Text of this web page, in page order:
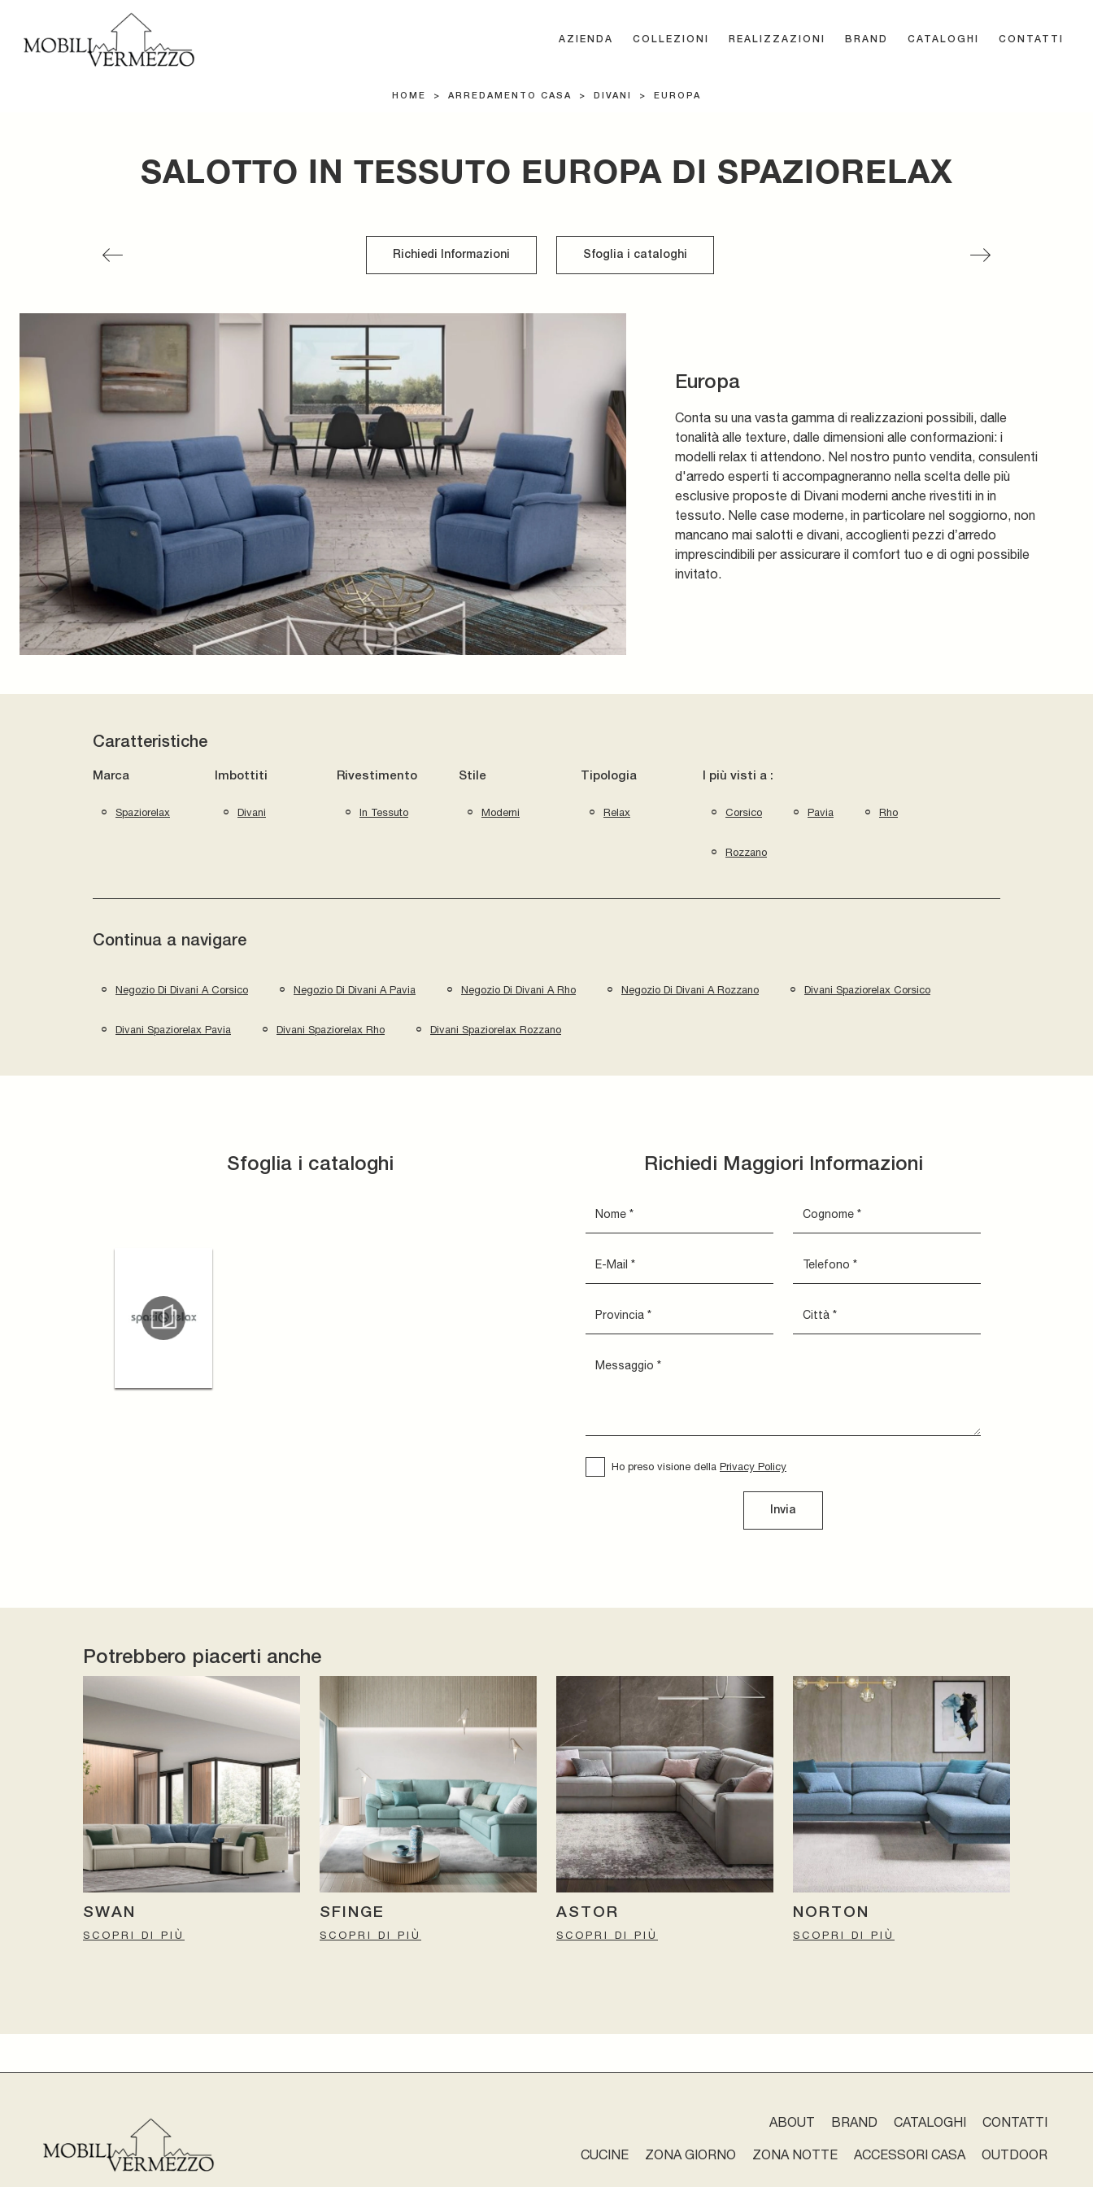
AZIENDA COLLEZIONI REALIZZAZIONI BRAND CATALOGHI CONTATTI
HOME > ARREDAMENTO CASA > DIVANI > EUROPA
SALOTTO IN TESSUTO EUROPA DI SPAZIORELAX
Richiedi Informazioni Sfoglia i cataloghi
Europa
Conta su una vasta gamma di realizzazioni possibili, dalle
tonalità alle texture, dalle dimensioni alle conformazioni: i
modelli relax ti attendono. Nel nostro punto vendita, consulenti
d'arredo esperti ti accompagneranno nella scelta delle più
esclusive proposte di Divani moderni anche rivestiti in in
tessuto. Nelle case moderne, in particolare nel soggiorno, non
mancano mai salotti e divani, accoglienti pezzi d’arredo
imprescindibili per assicurare il comfort tuo e di ogni possibile
invitato.
Caratteristiche
Marca
Spaziorelax
Imbottiti
Divani
Rivestimento
In Tessuto
Stile
Moderni
Tipologia
Relax
I più visti a :
Corsico Pavia Rho
Rozzano
Continua a navigare
Negozio Di Divani A Corsico Negozio Di Divani A Pavia Negozio Di Divani A Rho Negozio Di Divani A Rozzano Divani Spaziorelax Corsico
Divani Spaziorelax Pavia Divani Spaziorelax Rho Divani Spaziorelax Rozzano
Sfoglia i cataloghi Richiedi Maggiori Informazioni
Ho preso visione della Privacy Policy
Invia
Potrebbero piacerti anche
SWAN
SCOPRI DI PIÙ
SFINGE
SCOPRI DI PIÙ
ASTOR
SCOPRI DI PIÙ
NORTON
SCOPRI DI PIÙ
ABOUT BRAND CATALOGHI CONTATTI
CUCINE ZONA GIORNO ZONA NOTTE ACCESSORI CASA OUTDOOR